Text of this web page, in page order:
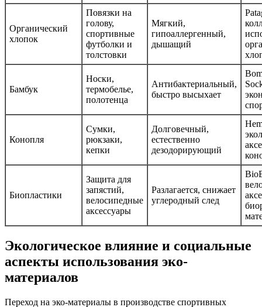
Органический
хлопок
Повязки на
голову,
спортивные
футболки и
толстовки
Мягкий,
гипоаллергенный,
дышащий
Бамбук
Носки,
термобелье,
полотенца
Антибактериальный,
быстро высыхает
Конопля
Сумки,
рюкзаки,
кепки
Долговечный,
естественно
дезодорирующий
Биопластики
Защита для
запястий,
велосипедные
аксессуары
Разлагается, снижает
углеродный след
Экологическое влияние и социальные
аспекты использования эко-
материалов
Переход на эко-материалы в производстве спортивных